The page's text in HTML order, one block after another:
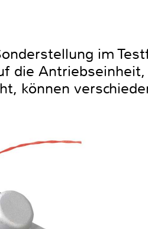
im
die
können